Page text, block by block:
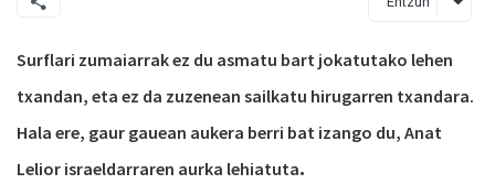
Surflari zumaiarrak ez du asmatu bart jokatutako lehen
txandan, eta ez da zuzenean sailkatu hirugarren txandara.
Hala ere, gaur gauean aukera berri bat izango du, Anat
Lelior israeldarraren aurka lehiatuta.